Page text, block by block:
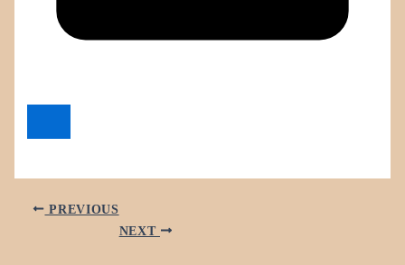
PREVIOUS
NEXT